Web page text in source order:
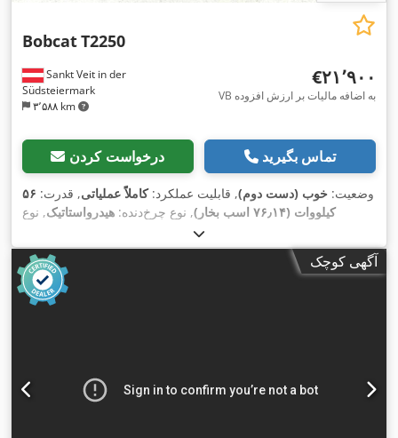
Sankt Veit in der
Südsteiermark
۳٬۵۸۸ km
BobcatT2250
‎€۲۱٬۹۰۰
VB به اضافه مالیات بر ارزش افزوده
درخواست کردن تماس بگیرید
وضعیت: خوب (دست دوم), قابلیت عملکرد:کاملاً عملیاتی, قدرت: ۵۶
کیلووات (۷۶٫۱۴ اسب بخار)
, نوع چرخ‌دنده: هیدرواستاتیک, نوع
, توان بلند کردن:۲٬۲۰۰ کیلوگرم/متر
۲۰۰۸, ساعت کارکرد: ۴٬۸۷۱ h , تجهیزات:چنگال پالت, کابین ,
آگهی کوچک